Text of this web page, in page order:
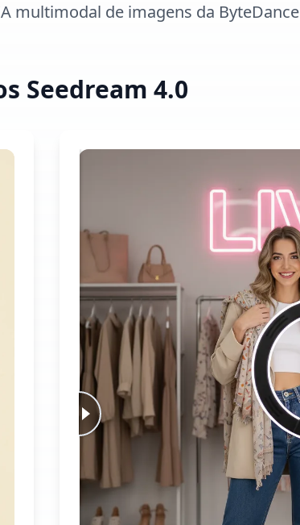
multimodal de imagens da ByteDance
Seedream 4.0